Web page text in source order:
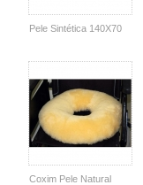
Pele Sintética 140X70
Coxim Pele Natural